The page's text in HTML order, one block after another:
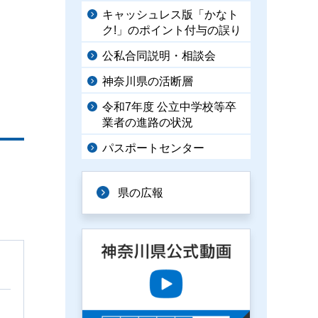
キャッシュレス版「かなト
ク!」のポイント付与の誤り
公私合同説明・相談会
神奈川県の活断層
令和7年度 公立中学校等卒
業者の進路の状況
パスポートセンター
県の広報